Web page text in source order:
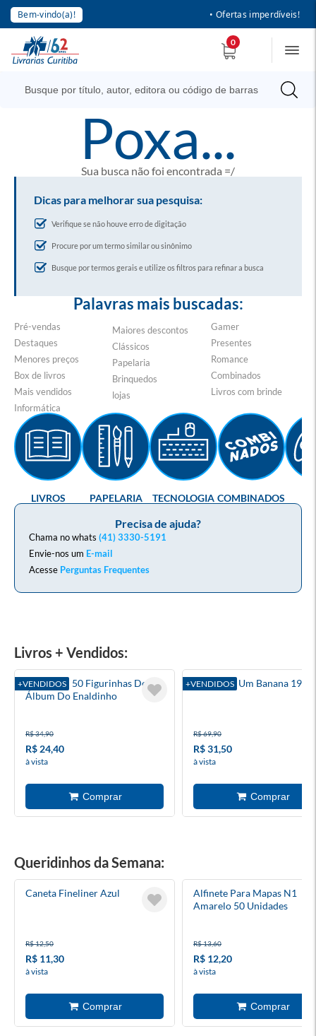
Bem-vindo(a)! • Ofertas imperdíveis!
0
poxa...
Sua busca não foi encontrada =/
Dicas para melhorar sua pesquisa:
Verifique se não houve erro de digitação
Procure por um termo similar ou sinônimo
Busque por termos gerais e utilize os filtros para refinar a busca
Palavras mais buscadas:
Pré-vendas
Destaques
Menores preços
Box de livros
Mais vendidos
Informática
Maiores descontos
Clássicos
Papelaria
Brinquedos
lojas
Gamer
Presentes
Romance
Combinados
Livros com brinde
Precisa de ajuda?
Chama no whats (41) 3330-5191
Envie-nos um E-mail
Acesse Perguntas Frequentes
LIVROS PAPELARIA TECNOLOGIA COMBINADOS
Livros + Vendidos:
+VENDIDOS
Pack Com 50 Figurinhas Do
Álbum Do Enaldinho
R$ 34,90
R$ 24,40
à vista
+VENDIDOS
Diário De Um Banana 19
R$ 69,90
R$ 31,50
à vista
Queridinhos da Semana:
Caneta Fineliner Azul
R$ 12,50
R$ 11,30
à vista
Alfinete Para Mapas N1
Amarelo 50 Unidades
R$ 13,60
R$ 12,20
à vista